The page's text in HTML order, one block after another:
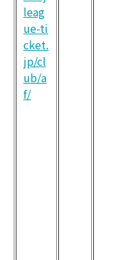
leag
ue-ti
cket.
jp/cl
ub/a
f/